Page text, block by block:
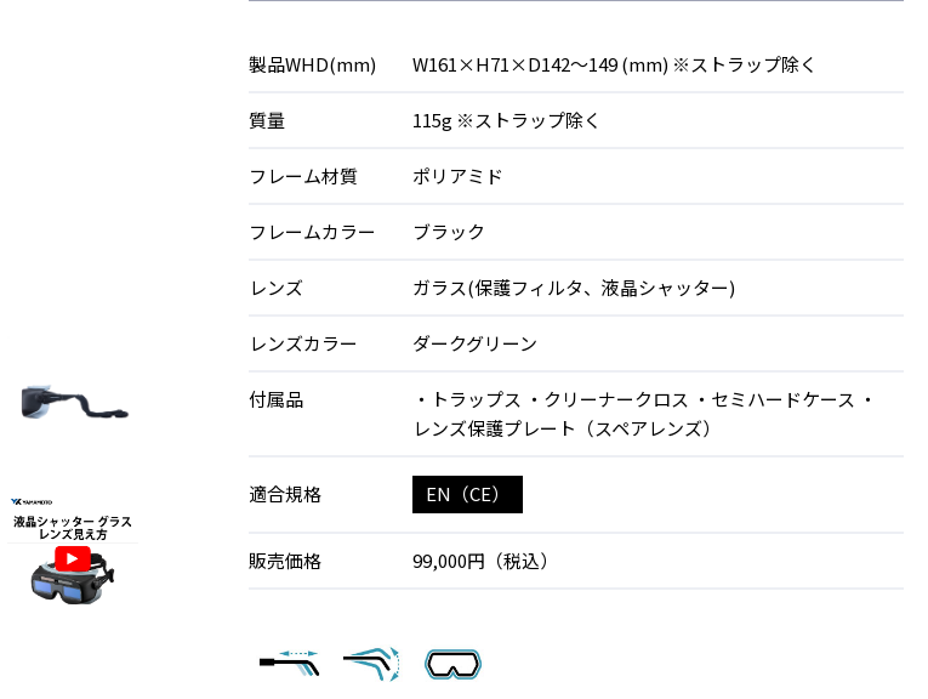
製品WHD(mm) W161×H71×D142～149 (mm) ※ストラップ除く
質量 115g ※ストラップ除く
フレーム材質 ポリアミド
フレームカラー ブラック
レンズ ガラス(保護フィルタ、液晶シャッター)
レンズカラー ダークグリーン
付属品
・トラップス ・クリーナークロス ・セミハードケース ・
レンズ保護プレート（スペアレンズ）
適合規格 EN（CE）
販売価格 99,000円（税込）